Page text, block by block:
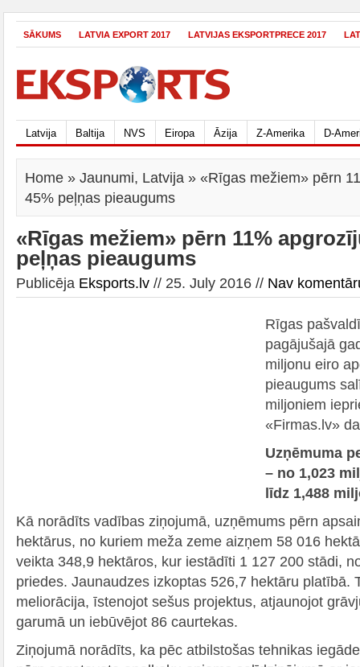
SĀKUMS LATVIA EXPORT 2017 LATVIJAS EKSPORTPRECE 2017
Latvija Baltija NVS Eiropa Āzija Z-Amerika D-
Home » Jaunumi, Latvija » «Rīgas mežiem» pērn
45% peļņas pieaugums
«Rīgas mežiem» pērn 11%
peļņas pieaugums
Publicēja Eksports.lv // 25. July 2016 // Nav
Rīgas
pagājušajā
miljonu eiro
pieaugums
miljoniem
«Firmas.lv»
Uzņēmuma
– no 1,023
līdz 1,488
Kā norādīts vadības ziņojumā, uzņēmums pērn
hektārus, no kuriem meža zeme aizņem 58 016
veikta 348,9 hektāros, kur iestādīti 1 127 200 stādi,
priedes. Jaunaudzes izkoptas 526,7 hektāru platībā.
meliorācija, īstenojot sešus projektus, atjaunojot
garumā un iebūvējot 86 caurtekas.
Ziņojumā norādīts, ka pēc atbilstošas tehnikas